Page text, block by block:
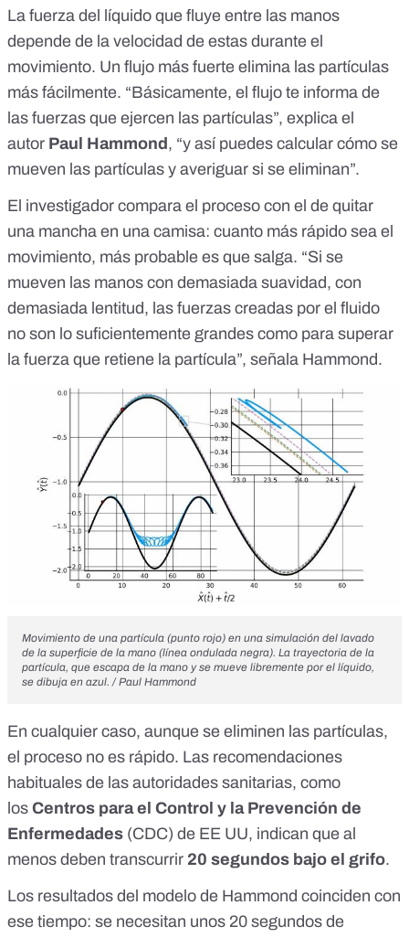
La fuerza del líquido que fluye entre las manos
depende de la velocidad de estas durante el
movimiento. Un flujo más fuerte elimina las partículas
más fácilmente. “Básicamente, el flujo te informa de
las fuerzas que ejercen las partículas”, explica el
autor Paul Hammond , “y así puedes calcular cómo se
mueven las partículas y averiguar si se eliminan”.
El investigador compara el proceso con el de quitar
una mancha en una camisa: cuanto más rápido sea el
movimiento, más probable es que salga. “Si se
mueven las manos con demasiada suavidad, con
demasiada lentitud, las fuerzas creadas por el fluido
no son lo suficientemente grandes como para superar
la fuerza que retiene la partícula”, señala Hammond.
Movimiento de una partícula (punto rojo) en una simulación del lavado
de la superficie de la mano (línea ondulada negra). La trayectoria de la
partícula, que escapa de la mano y se mueve libremente por el líquido,
se dibuja en azul. / Paul Hammond
En cualquier caso, aunque se eliminen las partículas,
el proceso no es rápido. Las recomendaciones
habituales de las autoridades sanitarias, como
los Centros para el Control y la Prevención de
Enfermedades (CDC) de EE UU, indican que al
menos deben transcurrir 20 segundos bajo el grifo.
Los resultados del modelo de Hammond coinciden con
ese tiempo: se necesitan unos 20 segundos de